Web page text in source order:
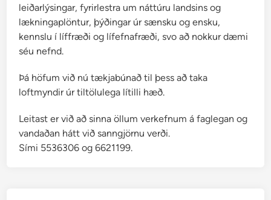
leiðarlýsingar, fyrirlestra um náttúru landsins og
lækningaplöntur, þýðingar úr sænsku og ensku,
kennslu í líffræði og lífefnafræði, svo að nokkur dæmi
séu nefnd.
Þá höfum við nú tækjabúnað til þess að taka
loftmyndir úr tiltölulega lítilli hæð.
Leitast er við að sinna öllum verkefnum á faglegan og
vandaðan hátt við sanngjörnu verði.
Sími 5536306 og 6621199.